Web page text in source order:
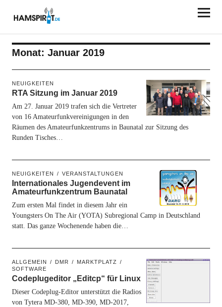
HAMSPIRIT.DE
Monat: Januar 2019
NEUIGKEITEN
RTA Sitzung im Januar 2019
Am 27. Januar 2019 trafen sich die Vertreter
von 16 Amateurfunkvereinigungen in den
Räumen des Amateurfunkzentrums in Baunatal zur Sitzung des
Runden Tisches…
NEUIGKEITEN VERANSTALTUNGEN
Internationales Jugendevent im
Amateurfunkzentrum Baunatal
Zum ersten Mal findet in diesem Jahr ein
Youngsters On The Air (YOTA) Subregional Camp in Deutschland
statt. Das ganze Wochenende haben die…
ALLGEMEIN DMR
MARKTPLATZ
SOFTWARE
Codeplugeditor „Editcp“ für Linux
Dieser Codeplug-Editor unterstützt die Radios
von Tytera MD-380, MD-390, MD-2017,